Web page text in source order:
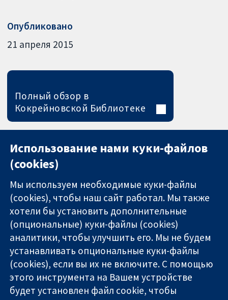
Опубликовано
21 апреля 2015
Полный обзор в
Кокрейновской Библиотеке
Надёжные
доказательства
Информированные
11-13 Cavendish
Square
London
W1G 0AN
United Kingdom
Связаться с
нами
Новости
Пресс-
служба
Использование нами куки-файлов
(cookies)
Мы используем необходимые куки-файлы
(cookies), чтобы наш сайт работал. Мы также
хотели бы установить дополнительные
(опциональные) куки-файлы (cookies)
аналитики, чтобы улучшить его. Мы не будем
устанавливать опциональные куки-файлы
(cookies), если вы их не включите. С помощью
этого инструмента на Вашем устройстве
будет установлен файл cookie, чтобы